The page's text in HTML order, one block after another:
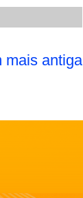
mais antiga